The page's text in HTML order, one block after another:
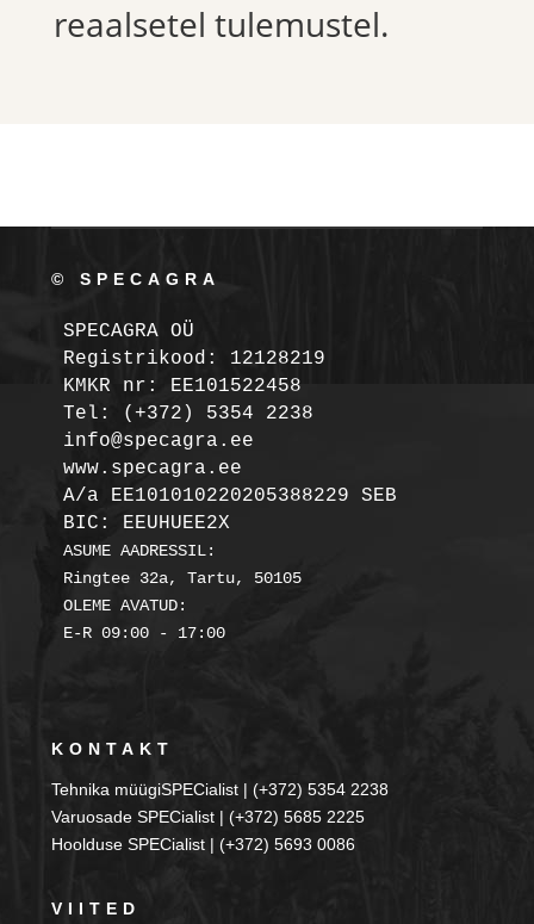
reaalsetel tulemustel.
© SPECAGRA
SPECAGRA OÜ
Registrikood: 12128219
KMKR nr: EE101522458
Tel: (+372) 5354 2238
info@specagra.ee
A/a EE101010220205388229 SEB
BIC: EEUHUEE2X
ASUME AADRESSIL:
Ringtee 32a, Tartu, 50105
OLEME AVATUD:
E-R 09:00 - 17:00
KONTAKT
Tehnika müügiSPECialist | (+372) 5354 2238
Varuosade SPECialist | (+372) 5685 2225
Hoolduse SPECialist | (+372) 5693 0086
VIITED